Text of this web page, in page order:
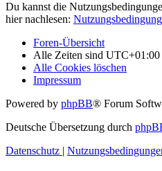
Du kannst die
hier nachlesen:
Foren-Übersicht
Alle Zeiten sind UTC+01:00
Alle Cookies löschen
Impressum
Powered by phpBB® Forum
Deutsche Übersetzung durch
Datenschutz |